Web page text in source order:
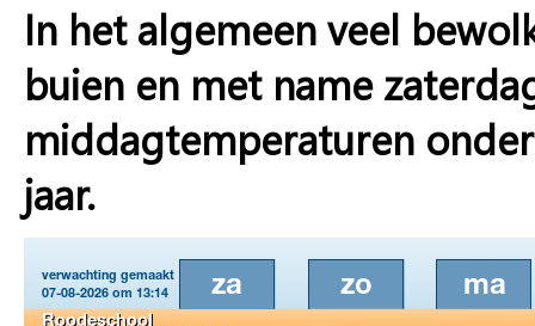
In het algemeen veel
buien en met name
middagtemperaturen
jaar.